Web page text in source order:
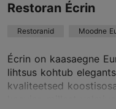
põhineb23 hinnangul
Loe rohkem arvustusi
Restoran Écrin
Restoranid Moodne
Écrin on kaasaegne
lihtsus kohtub
kvaliteetsed